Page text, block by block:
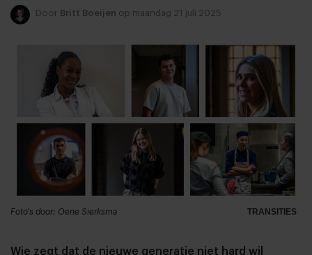
Door Britt Boeijen op maandag 21 juli 2025
TRANSITIES
Foto's door: Oene Sierksma
Wie zegt dat de nieuwe generatie niet hard wil